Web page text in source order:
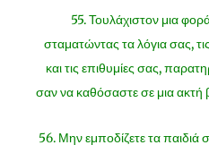
55. Τουλάχιστον μια
σταματώντας τα λόγια σας,
και τις επιθυμίες σας,
σαν να καθόσαστε σε μια ακτή
56. Μην εμποδίζετε τα